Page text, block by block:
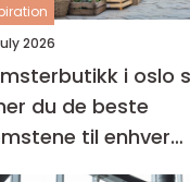
2026
i oslo slik
du de beste
til enhver